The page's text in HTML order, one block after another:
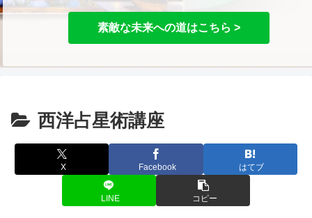
素敵な未来への道はこちら >
西洋占星術講座
X Facebook はてブ
LINE コピー